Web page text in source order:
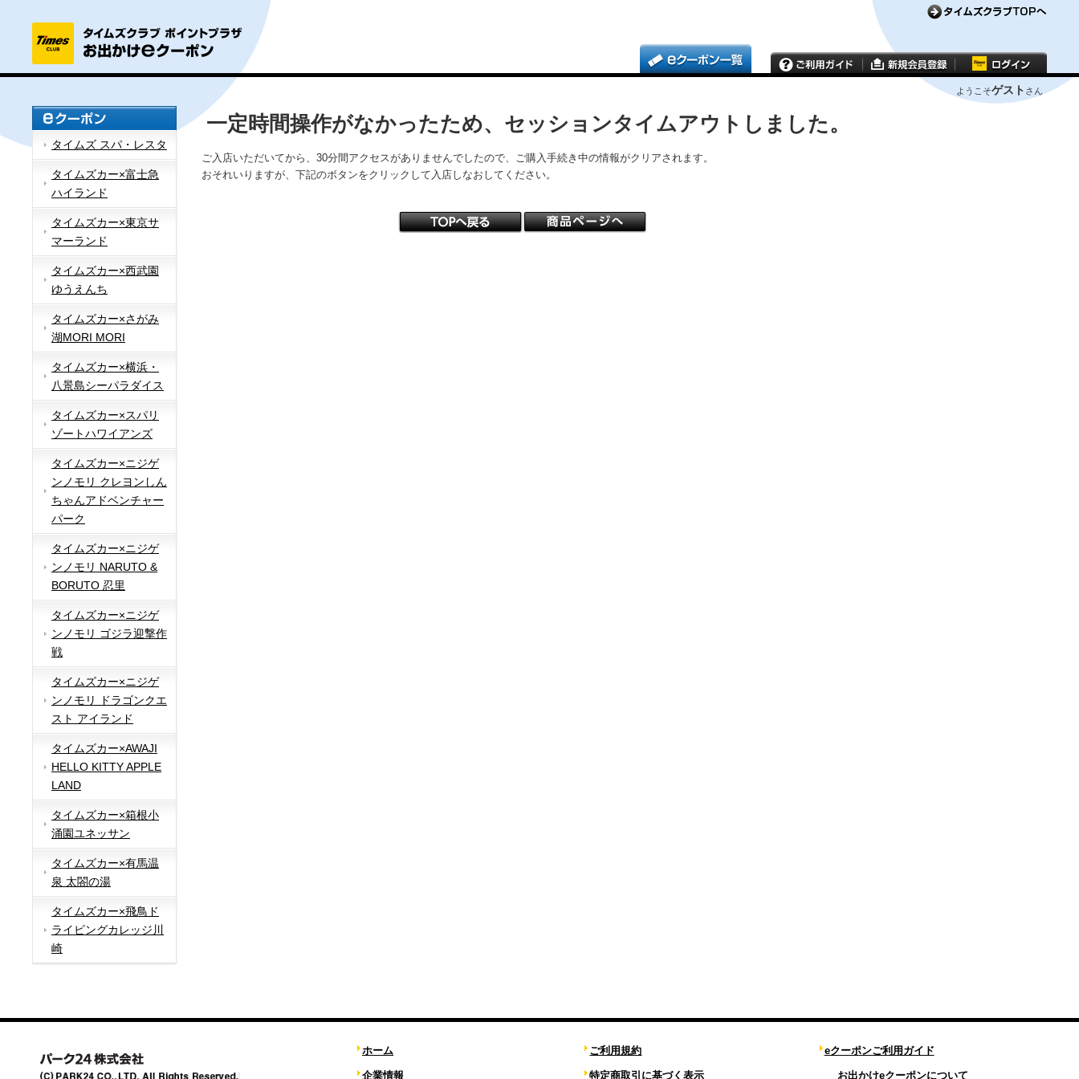
ようこそゲスト さん
タイムズ スパ・レスタ
タイムズカー×富士急
ハイランド
タイムズカー×東京サ
マーランド
タイムズカー×西武園
ゆうえんち
タイムズカー×さがみ
湖MORI MORI
タイムズカー×横浜・
八景島シーパラダイス
タイムズカー×スパリ
ゾートハワイアンズ
タイムズカー×ニジゲ
ンノモリ クレヨンしん
ちゃんアドベンチャー
パーク
タイムズカー×ニジゲ
ンノモリ NARUTO &
BORUTO 忍里
タイムズカー×ニジゲ
ンノモリ ゴジラ迎撃作
戦
タイムズカー×ニジゲ
ンノモリ ドラゴンクエ
スト アイランド
タイムズカー×AWAJI
HELLO KITTY APPLE
LAND
タイムズカー×箱根小
涌園ユネッサン
タイムズカー×有馬温
泉 太閤の湯
タイムズカー×飛鳥ド
ライビングカレッジ川
崎
一定時間操作がなかったため、セッションタイムアウトしました。
ご入店いただいてから、30分間アクセスがありませんでしたので、ご購入手続き中の情報がクリアされます。
おそれいりますが、下記のボタンをクリックして入店しなおしてください。
ホーム
企業情報
ご利用規約
特定商取引に基づく表示
eクーポンご利用ガイド
お出かけeクーポンについて